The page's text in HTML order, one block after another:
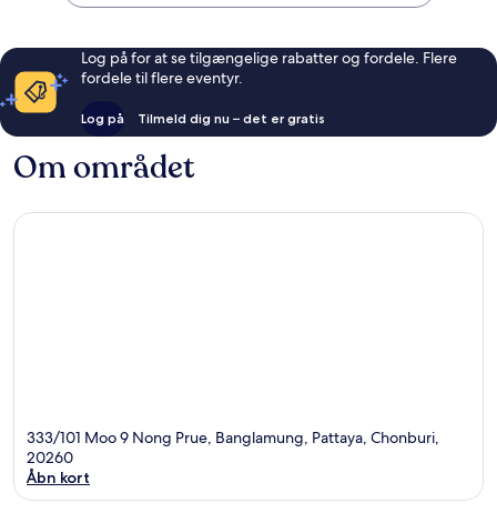
Log på for at se tilgængelige rabatter og fordele. Flere
fordele til flere eventyr.
Log på Tilmeld dig nu – det er gratis
Om området
333/101 Moo 9 Nong Prue, Banglamung, Pattaya, Chonburi,
20260
Åbn kort